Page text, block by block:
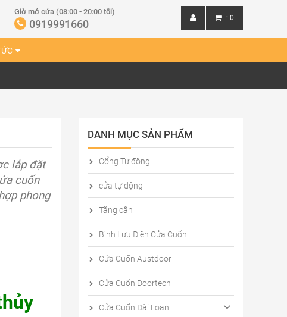
Giờ mở cửa (08:00 - 20:00 tối)
0919991660 : 0
lắp đặt
cuốn
phong
DANH MỤC SẢN PHẨM
Cổng Tự động
cửa tự động
Tăng cân
Bình Lưu Điện Cửa Cuốn
Cửa Cuốn Austdoor
Cửa Cuốn Doortech
Cửa Cuốn Đài Loan